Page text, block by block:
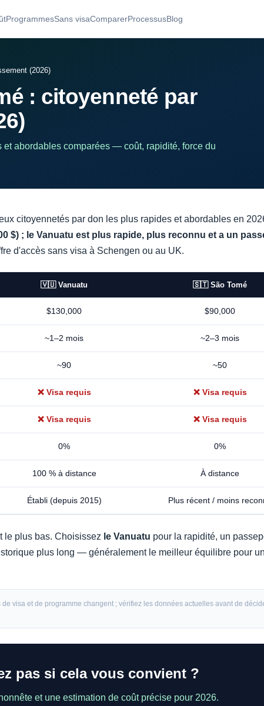
ProgrammesSans visaComparerProcessusBlog
(2026)
: citoyenneté par
abordables comparées — coût, rapidité, force du
citoyennetés par don les plus rapides et abordables en
$) ; le Vanuatu est plus rapide, plus reconnu et a un
d'accès sans visa à Schengen ou au UK.
🇻🇺 Vanuatu 🇸🇹 São Tomé
$130,000 $90,000
~1–2 mois ~2–3 mois
~90 ~50
❌ Visa requis ❌ Visa requis
❌ Visa requis ❌ Visa requis
0% 0%
100 % à distance À distance
Établi (depuis 2015) Plus récent / moins
le plus bas. Choisissez le Vanuatu pour la rapidité, un
plus long — généralement le meilleur équilibre pour
visa et de programme changent ; vérifiez les données actuelles avant de
pas si cela vous convient ?
et une estimation de coût précise pour 2026.